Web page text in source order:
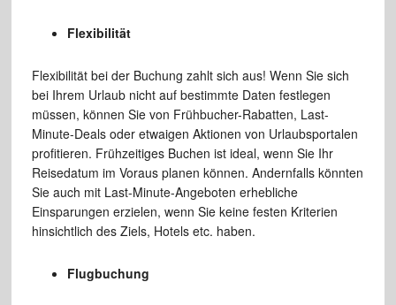
Flexibilität
Flexibilität bei der Buchung zahlt sich aus! Wenn Sie sich
bei Ihrem Urlaub nicht auf bestimmte Daten festlegen
müssen, können Sie von Frühbucher-Rabatten, Last-
Minute-Deals oder etwaigen Aktionen von Urlaubsportalen
profitieren. Frühzeitiges Buchen ist ideal, wenn Sie Ihr
Reisedatum im Voraus planen können. Andernfalls könnten
Sie auch mit Last-Minute-Angeboten erhebliche
Einsparungen erzielen, wenn Sie keine festen Kriterien
hinsichtlich des Ziels, Hotels etc. haben.
Flugbuchung